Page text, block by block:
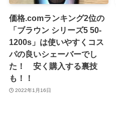
価格.comランキング2位の
「ブラウン シリーズ5 50-
1200s」は使いやすくコス
パの良いシェーバーでし
た！ 安く購入する裏技
も！！
2022年1月16日